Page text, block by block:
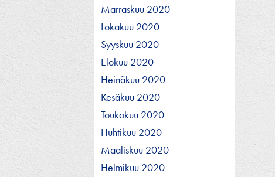
Marraskuu 2020
Lokakuu 2020
Syyskuu 2020
Elokuu 2020
Heinäkuu 2020
Kesäkuu 2020
Toukokuu 2020
Huhtikuu 2020
Maaliskuu 2020
Helmikuu 2020